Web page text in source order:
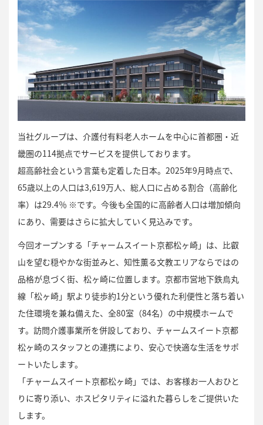
当社グループは、介護付有料老人ホームを中心に首都圏・近
畿圏の114拠点でサービスを提供しております。
超高齢社会という言葉も定着した日本。2025年9月時点で、
65歳以上の人口は3,619万人、総人口に占める割合（高齢化
率）は29.4％ ※です。今後も全国的に高齢者人口は増加傾向
にあり、需要はさらに拡大していく見込みです。
今回オープンする「チャームスイート京都松ヶ崎」は、比叡
山を望む穏やかな街並みと、知性薫る文教エリアならではの
品格が息づく街、松ヶ崎に位置します。京都市営地下鉄烏丸
線「松ヶ崎」駅より徒歩約1分という優れた利便性と落ち着い
た住環境を兼ね備えた、全80室（84名）の中規模ホームで
す。訪問介護事業所を併設しており、チャームスイート京都
松ヶ崎のスタッフとの連携により、安心で快適な生活をサポ
ートいたします。
「チャームスイート京都松ヶ崎」では、お客様お一人おひと
りに寄り添い、ホスピタリティに溢れた暮らしをご提供いた
します。